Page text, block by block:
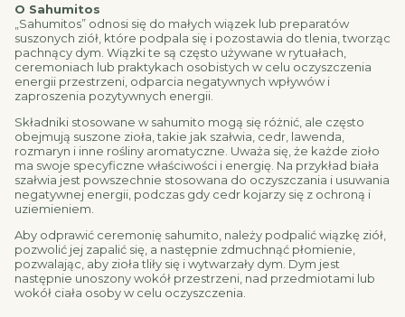
O Sahumitos
„Sahumitos” odnosi się do małych wiązek lub preparatów
suszonych ziół, które podpala się i pozostawia do tlenia, tworząc
pachnący dym. Wiązki te są często używane w rytuałach,
ceremoniach lub praktykach osobistych w celu oczyszczenia
energii przestrzeni, odparcia negatywnych wpływów i
zaproszenia pozytywnych energii.
Składniki stosowane w sahumito mogą się różnić, ale często
obejmują suszone zioła, takie jak szałwia, cedr, lawenda,
rozmaryn i inne rośliny aromatyczne. Uważa się, że każde zioło
ma swoje specyficzne właściwości i energię. Na przykład biała
szałwia jest powszechnie stosowana do oczyszczania i usuwania
negatywnej energii, podczas gdy cedr kojarzy się z ochroną i
uziemieniem.
Aby odprawić ceremonię sahumito, należy podpalić wiązkę ziół,
pozwolić jej zapalić się, a następnie zdmuchnąć płomienie,
pozwalając, aby zioła tliły się i wytwarzały dym. Dym jest
następnie unoszony wokół przestrzeni, nad przedmiotami lub
wokół ciała osoby w celu oczyszczenia.